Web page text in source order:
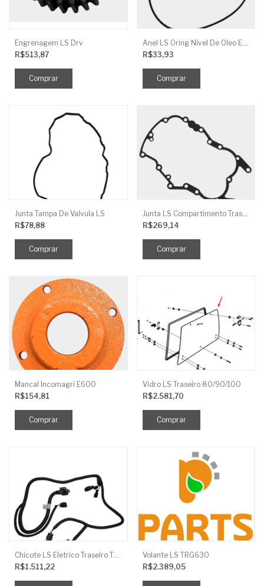
Engrenagem LS Drv
R$513,87
Anel LS Oring Nivel De Oleo EGQ125
R$33,93
Junta Tampa De Valvula LS
R$78,88
Junta LS Compartimento Traseiro EGQ155
R$269,14
Mancal Incomagri E600
R$154,81
Vidro LS Traseiro 80/90/100
R$2.581,70
R$1.511,22
Volante LS TRG630
R$2.389,05